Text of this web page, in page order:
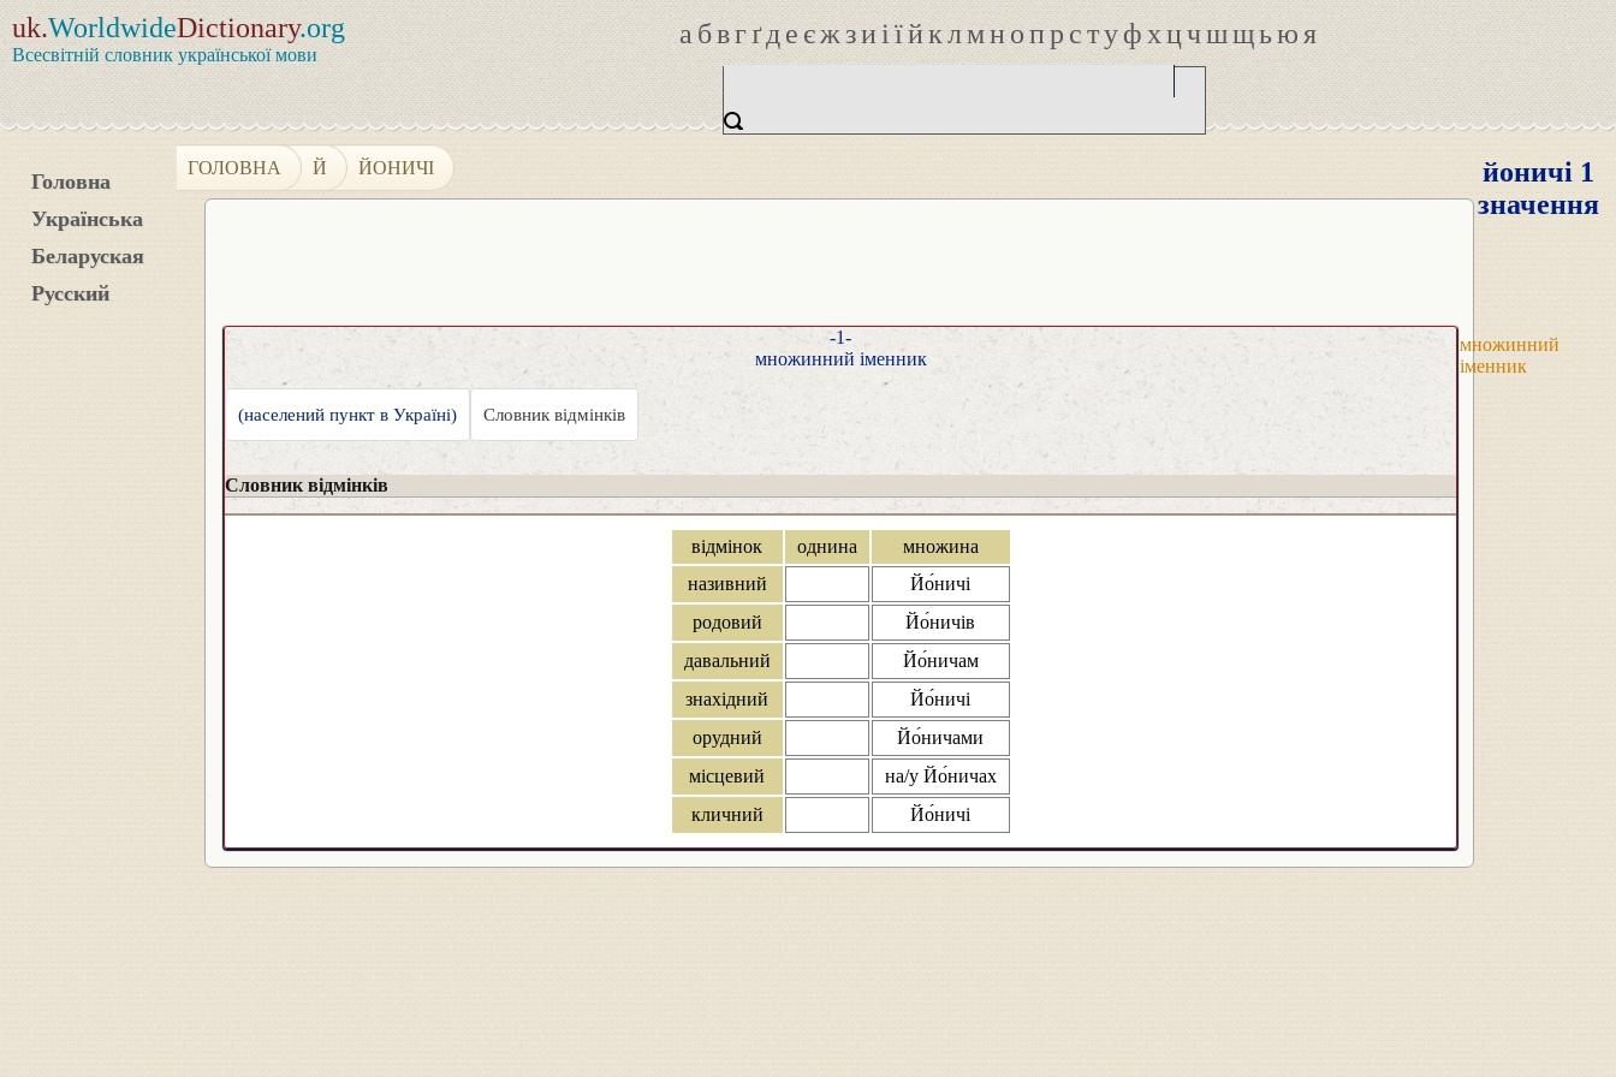
uk.WorldwideDictionary.org
Всесвітній словник української мови
абвгґдеєжзиіїйклмнопрстуфхцчшщьюя
Головна
Українська
Беларуская
Русский
ГОЛОВНА Й ЙОНИЧІ
йоничі 1
значення
множинний
іменник
-1-
множинний іменник
(населений пункт в Україні) Словник відмінків
Словник відмінків
відмінок однина
множина
називний
Йо́ничі
родовий
Йо́ничів
давальний
Йо́ничам
знахідний
Йо́ничі
орудний
Йо́ничами
місцевий
на/у Йо́ничах
кличний
Йо́ничі